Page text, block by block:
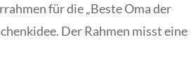
für die „Beste Oma der
Der Rahmen misst eine